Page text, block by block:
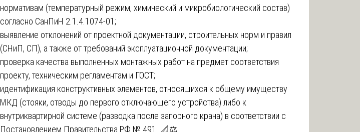
нормативам (температурный режим, химический и микробиологический состав)
согласно СанПиН 2.1.4.1074-01;
выявление отклонений от проектной документации, строительных норм и правил
(СНиП, СП), а также от требований эксплуатационной документации;
проверка качества выполненных монтажных работ на предмет соответствия
проекту, техническим регламентам и ГОСТ;
идентификация конструктивных элементов, относящихся к общему имуществу
МКД (стояки, отводы до первого отключающего устройства) либо к
внутриквартирной системе (разводка после запорного крана) в соответствии с
Постановлением Правительства РФ № 491. 📐⚖️